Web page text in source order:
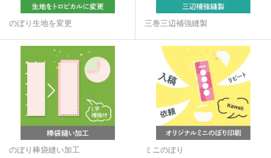
のぼり生地を変更 三巻三辺補強縫製
のぼり棒袋縫い加工 ミニのぼり